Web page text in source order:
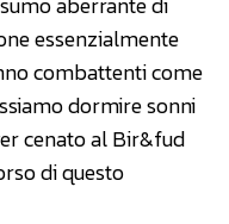
essenzialmente
combattenti come
dormire sonni
cenato al Bir&fud
di questo